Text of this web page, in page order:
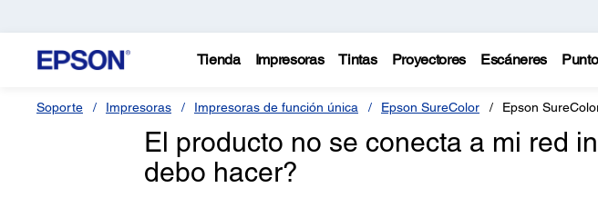
Tienda Impresoras Tintas Proyectores Escáneres
Soporte Impresoras Impresoras de función única Epson SureColor Epson
El producto no se conecta a mi red
debo hacer?